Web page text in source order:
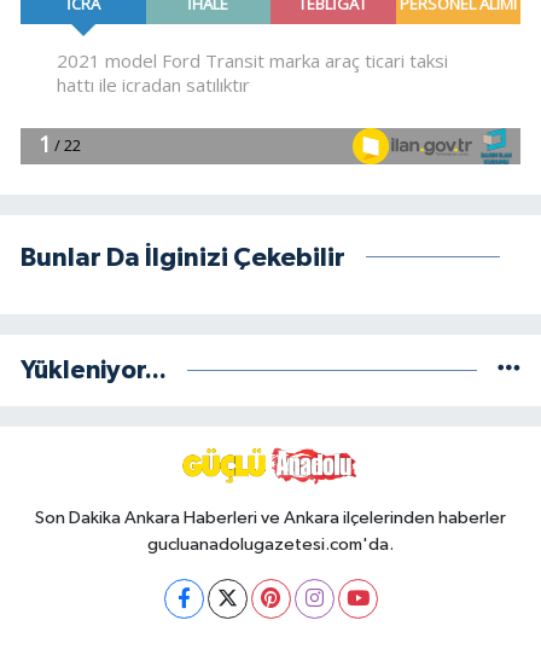
Bunlar Da İlginizi Çekebilir
Yükleniyor...
Son Dakika Ankara Haberleri ve Ankara ilçelerinden haberler
gucluanadolugazetesi.com'da.